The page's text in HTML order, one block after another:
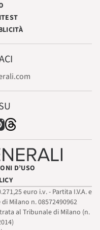
D’USO
euro i.v. - Partita I.V.A. e
Milano n. 08572490962
al Tribunale di Milano (n.